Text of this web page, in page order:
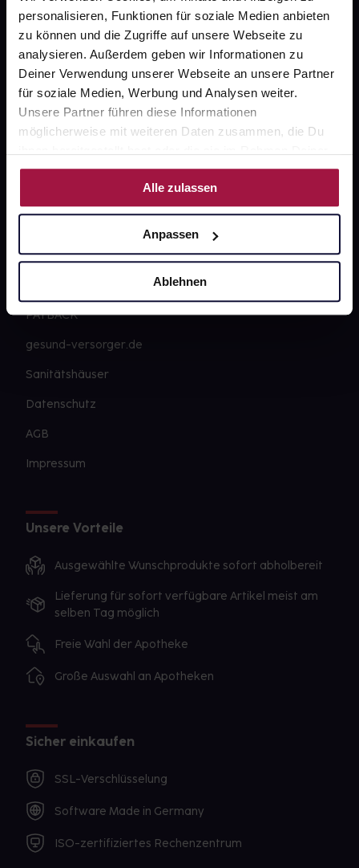
personalisieren, Funktionen für soziale Medien anbieten
zu können und die Zugriffe auf unsere Webseite zu
analysieren. Außerdem geben wir Informationen zu
Deiner Verwendung unserer Webseite an unsere Partner
für soziale Medien, Werbung und Analysen weiter.
Unsere Partner führen diese Informationen
möglicherweise mit weiteren Daten zusammen, die Du
Nutzung der Dienste gesammelt haben.
Alle zulassen
Anpassen
Ablehnen
Kontakt
FAQ
Widerrufsformular
Newsletter
Barrierefreiheitserklärung
PAYBACK
gesund-versorger.de
Sanitätshäuser
Datenschutz
AGB
Impressum
Unsere Vorteile
Ausgewählte Wunschprodukte sofort abholbereit
Lieferung für sofort verfügbare Artikel meist am
selben Tag möglich
Freie Wahl der Apotheke
Große Auswahl an Apotheken
Sicher einkaufen
SSL-Verschlüsselung
Software Made in Germany
ISO-zertifiziertes Rechenzentrum